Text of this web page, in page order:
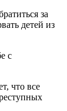
за
детей из
с
что все